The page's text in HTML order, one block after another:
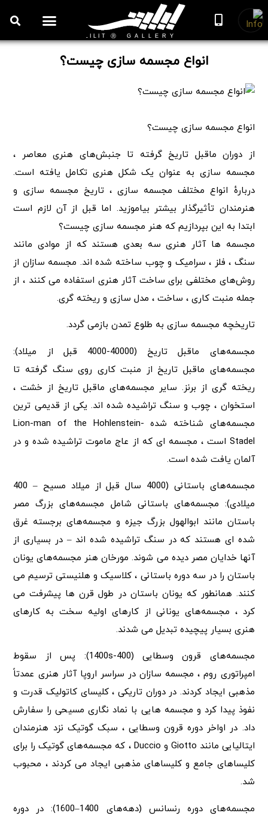
انواع مجسمه سازی چیست؟
انواع مجسمه سازی چیست؟
از دوران ماقبل تاریخ گرفته تا جنبش‌های هنری معاصر ،
مجسمه سازی به عنوان یک شکل هنری تکامل یافته است.
دربارهٔ انواع مختلف مجسمه سازی ، تاریخ مجسمه سازی و
هنرمندان تأثیرگذار بیشتر بیاموزید. اما قبل از آن لازم است
ابتدا به این بپردازیم که هنر مجسمه سازی چیست؟
مجسمه ها آثار هنری سه بعدی هستند که از موادی مانند
سنگ ، فلز ، سرامیک و چوب ساخته شده اند. مجسمه سازان از
روش‌های مختلفی برای ساخت آثار هنری استفاده می کنند ، از
جمله منبت کاری ، ساخت ، مدل سازی و ریخته گری.
تاریخچه مجسمه سازی به طلوع تمدن بازمی گردد.
مجسمه‌های ماقبل تاریخ (40000-4000 قبل از میلاد):
مجسمه‌های ماقبل تاریخ از منبت کاری روی سنگ گرفته تا
ریخته گری از برنز. سایر مجسمه‌های ماقبل تاریخ از خشت ،
استخوان ، چوب و سنگ تراشیده شده اند. یکی از قدیمی ترین
مجسمه‌های شناخته شده Lion-man of the Hohlenstein-
Stadel است ، مجسمه ای که از عاج ماموت تراشیده شده و در
آلمان یافت شده است.
مجسمه‌های باستانی (4000 سال قبل از میلاد مسیح – 400
میلادی): مجسمه‌های باستانی شامل مجسمه‌های بزرگ مصر
باستان مانند ابوالهول بزرگ جیزه و مجسمه‌های برجسته غرق
شده ای هستند که در سنگ تراشیده شده اند – در بسیاری از
آنها خدایان مصر دیده می شوند. مورخان هنر مجسمه‌های یونان
باستان را در سه دوره باستانی ، کلاسیک و هلنیستی ترسیم می
کنند. همانطور که یونان باستان در طول قرن ها پیشرفت می
کرد ، مجسمه‌های یونانی از کارهای اولیه سخت به کارهای
هنری بسیار پیچیده تبدیل می شدند.
مجسمه‌های قرون وسطایی (400-1400s): پس از سقوط
امپراتوری روم ، مجسمه سازان در سراسر اروپا آثار هنری عمدتاً
مذهبی ایجاد کردند. در دوران تاریکی ، کلیسای کاتولیک قدرت و
نفوذ پیدا کرد و مجسمه هایی با نماد نگاری مسیحی را سفارش
داد. در اواخر دوره قرون وسطایی ، سبک گوتیک نزد هنرمندان
ایتالیایی مانند Giotto و Duccio ، که مجسمه‌های گوتیک را برای
کلیساهای جامع و کلیساهای مذهبی ایجاد می کردند ، محبوب
شد.
مجسمه‌های دوره رنسانس (دهه‌های 1400–1600): در دوره